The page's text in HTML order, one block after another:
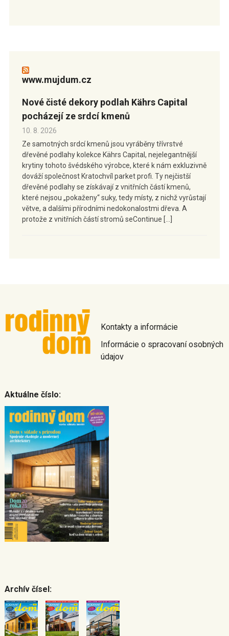
www.mujdum.cz
Nové čisté dekory podlah Kährs Capital
pocházejí ze srdcí kmenů
10. 8. 2026
Ze samotných srdcí kmenů jsou vyráběny třívrstvé
dřevěné podlahy kolekce Kährs Capital, nejelegantnější
krytiny tohoto švédského výrobce, které k nám exkluzivně
dováží společnost Kratochvíl parket profi. Ty nejčistší
dřevěné podlahy se získávají z vnitřních částí kmenů,
které nejsou „pokaženy“ suky, tedy místy, z nichž vyrůstají
větve, a dalšími přírodními nedokonalostmi dřeva. A
protože z vnitřních částí stromů seContinue […]
Kontakty a informácie
Informácie o spracovaní osobných
údajov
Aktuálne číslo:
Archív čísel: